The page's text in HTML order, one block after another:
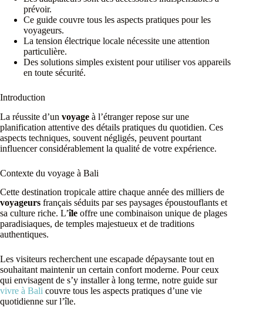
prévoir.
Ce guide couvre tous les aspects pratiques pour les
voyageurs.
La tension électrique locale nécessite une attention
particulière.
Des solutions simples existent pour utiliser vos appareils
en toute sécurité.
Introduction
La réussite d’un voyage à l’étranger repose sur une
planification attentive des détails pratiques du quotidien. Ces
aspects techniques, souvent négligés, peuvent pourtant
influencer considérablement la qualité de votre expérience.
Contexte du voyage à Bali
Cette destination tropicale attire chaque année des milliers de
voyageurs français séduits par ses paysages époustouflants et
sa culture riche. L’île offre une combinaison unique de plages
paradisiaques, de temples majestueux et de traditions
authentiques.
Les visiteurs recherchent une escapade dépaysante tout en
souhaitant maintenir un certain confort moderne. Pour ceux
qui envisagent de s’y installer à long terme, notre guide sur
vivre à Bali couvre tous les aspects pratiques d’une vie
quotidienne sur l’île.